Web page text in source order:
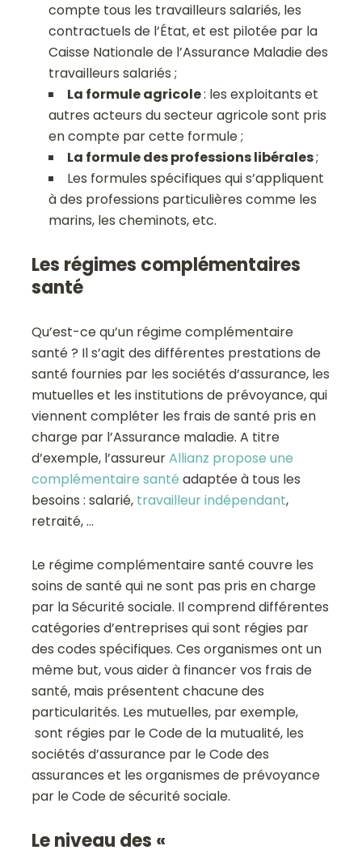
compte tous les travailleurs salariés, les
contractuels de l’État, et est pilotée par la
Caisse Nationale de l’Assurance Maladie des
travailleurs salariés ;
La formule agricole: les exploitants et
autres acteurs du secteur agricole sont pris
en compte par cette formule ;
La formule des professions libérales;
Les formules spécifiques qui s’appliquent
à des professions particulières comme les
marins, les cheminots, etc.
Les régimes complémentaires
santé
Qu’est-ce qu’un régime complémentaire
santé ? Il s’agit des différentes prestations de
santé fournies par les sociétés d’assurance, les
mutuelles et les institutions de prévoyance, qui
viennent compléter les frais de santé pris en
charge par l’Assurance maladie. A titre
d’exemple, l’assureurAllianz propose une
complémentaire santé adaptée à tous les
besoins : salarié, travailleur indépendant,
retraité, …
Le régime complémentaire santé couvre les
soins de santé qui ne sont pas pris en charge
par la Sécurité sociale. Il comprend différentes
catégories d’entreprises qui sont régies par
des codes spécifiques. Ces organismes ont un
même but, vous aider à financer vos frais de
santé, mais présentent chacune des
particularités. Les mutuelles, par exemple,
sont régies par le Code de la mutualité, les
sociétés d’assurance par le Code des
assurances et les organismes de prévoyance
par le Code de sécurité sociale.
Le niveau des «